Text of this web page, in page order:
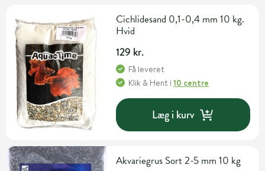
Cichlidesand 0,1-0,4 mm 10 kg.
Hvid
129 kr.
Få leveret
Klik & Hent i10 centre
Læg i kurv
Akvariegrus Sort 2-5 mm 10 kg